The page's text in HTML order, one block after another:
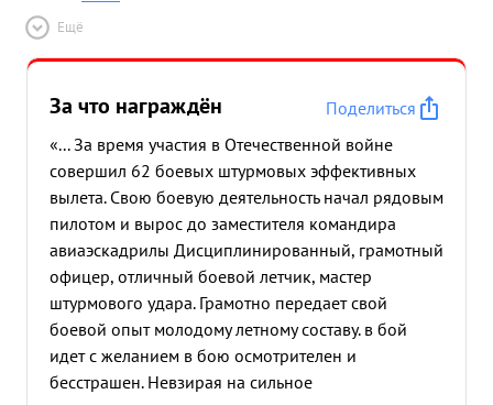
Ещё
За что награждён
Поделиться
«... За время участия в Отечественной войне
совершил 62 боевых штурмовых эффективных
вылета. Свою боевую деятельность начал рядовым
пилотом и вырос до заместителя командира
авиаэскадрилы Дисциплинированный, грамотный
офицер, отличный боевой летчик, мастер
штурмового удара. Грамотно передает свой
боевой опыт молодому летному составу. в бой
идет с желанием в бою осмотрителен и
бесстрашен. Невзирая на сильное